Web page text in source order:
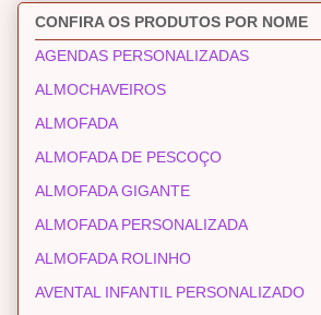
CONFIRA OS PRODUTOS POR NOME
AGENDAS PERSONALIZADAS
ALMOCHAVEIROS
ALMOFADA
ALMOFADA DE PESCOÇO
ALMOFADA GIGANTE
ALMOFADA PERSONALIZADA
ALMOFADA ROLINHO
AVENTAL INFANTIL PERSONALIZADO